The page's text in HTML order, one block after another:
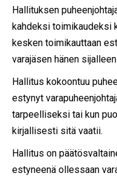
Hallituksen
kahdeksi toimikaudeksi
kesken toimikauttaan
varajäsen hänen
Hallitus kokoontuu
estynyt
tarpeelliseksi tai kun
kirjallisesti sitä vaatii.
Hallitus on
estyneenä ollessaan